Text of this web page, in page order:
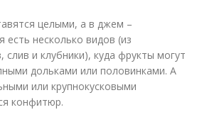
целыми, а в джем –
есть несколько видов (из
слив и клубники), куда фрукты могут
дольками или половинками. А
или крупнокусковыми
конфитюр.